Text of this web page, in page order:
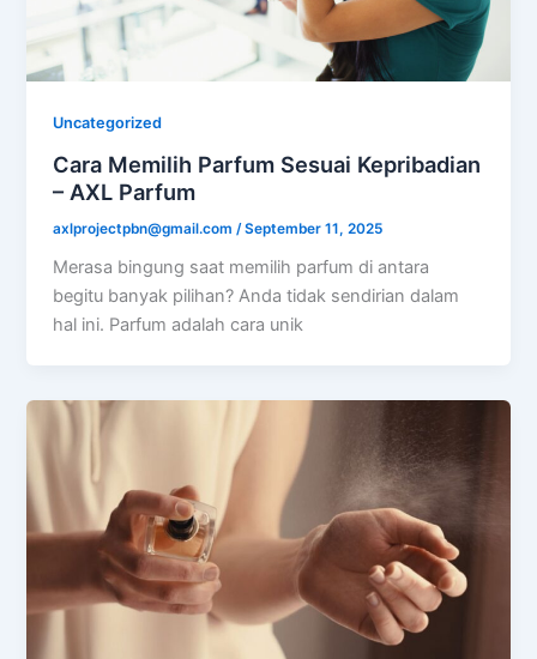
Uncategorized
Cara Memilih Parfum Sesuai Kepribadian
– AXL Parfum
axlprojectpbn@gmail.com /September 11, 2025
Merasa bingung saat memilih parfum di antara
begitu banyak pilihan? Anda tidak sendirian dalam
hal ini. Parfum adalah cara unik